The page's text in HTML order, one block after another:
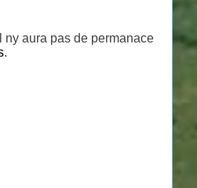
aura pas de permanace
.